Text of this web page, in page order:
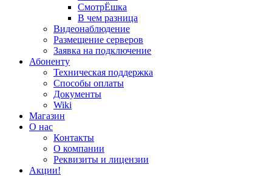
СмотрЁшка
В чем разница
Видеонаблюдение
Размещение серверов
Заявка на подключение
Абоненту
Техническая поддержка
Способы оплаты
Документы
Wiki
Магазин
О нас
Контакты
О компании
Реквизиты и лицензии
Акции!